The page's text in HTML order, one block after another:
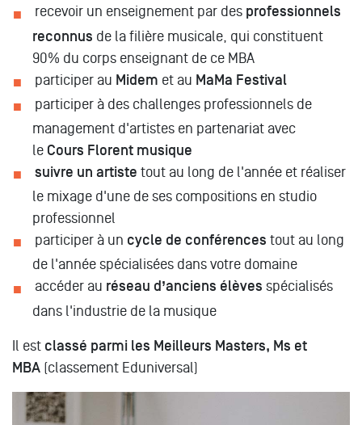
recevoir un enseignement par des professionnels
reconnus de la filière musicale, qui constituent
90% du corps enseignant de ce MBA
participer au Midem et au MaMa Festival
participer à des challenges professionnels de
management d'artistes en partenariat avec
le Cours Florent musique
suivre un artiste tout au long de l'année et réaliser
le mixage d'une de ses compositions en studio
professionnel
participer à un cycle de conférences tout au long
de l'année spécialisées dans votre domaine
accéder au réseau d’anciens élèves spécialisés
dans l'industrie de la musique
Il est classé parmi les Meilleurs Masters, Ms et
MBA (classement Eduniversal)